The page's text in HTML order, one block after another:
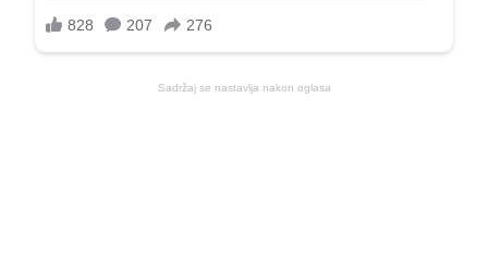
Sadržaj se nastavlja nakon oglasa